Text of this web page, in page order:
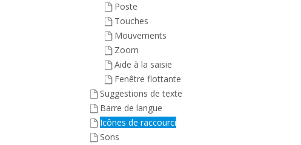
Poste
Touches
Mouvements
Zoom
Aide à la saisie
Fenêtre flottante
Suggestions de texte
Barre de langue
Icônes de raccourci
Sons